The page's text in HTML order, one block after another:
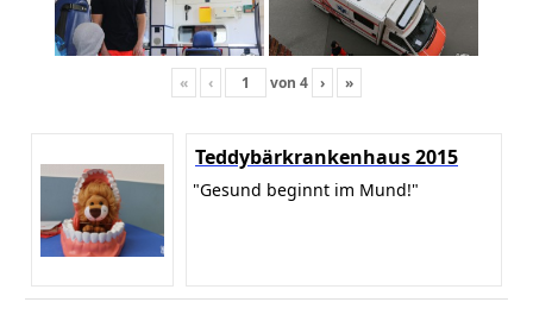
« ‹ von 4 › »
Teddybärkrankenhaus 2015
"Gesund beginnt im Mund!"